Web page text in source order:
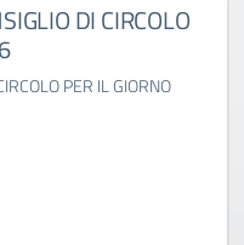
DI CIRCOLO
PER IL GIORNO